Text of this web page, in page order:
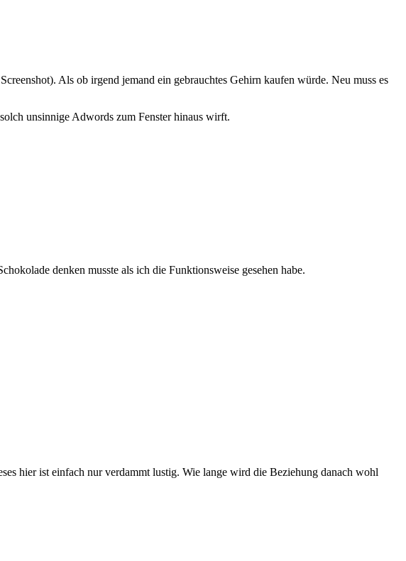
Als ob irgend jemand ein gebrauchtes Gehirn kaufen würde. Neu muss es
unsinnige Adwords zum Fenster hinaus wirft.
denken musste als ich die Funktionsweise gesehen habe.
hier ist einfach nur verdammt lustig. Wie lange wird die Beziehung danach wohl